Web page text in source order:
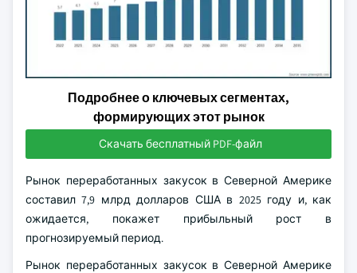
Подробнее о ключевых сегментах,
формирующих этот рынок
Скачать бесплатный PDF-файл
Рынок переработанных закусок в Северной Америке
составил 7,9 млрд долларов США в 2025 году и, как
ожидается, покажет прибыльный рост в
прогнозируемый период.
Рынок переработанных закусок в Северной Америке